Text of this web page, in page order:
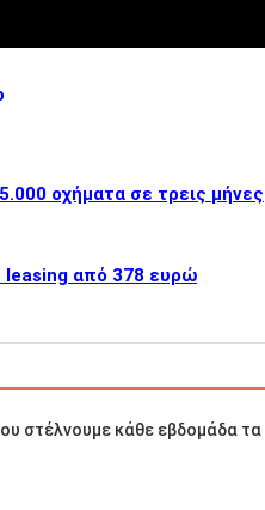
οχήματα σε τρεις μήνες
leasing από 378 ευρώ
στέλνουμε κάθε εβδομάδα τα